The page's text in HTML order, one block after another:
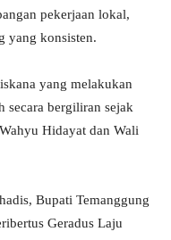
pekerjaan lokal,
yang konsisten.
yang melakukan
secara bergiliran sejak
Hidayat dan Wali
Bupati Temanggung
Geradus Laju